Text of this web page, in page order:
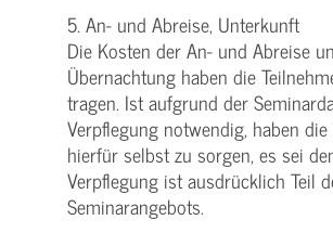
5. An- und Abreise, Unterkunft
Die Kosten der An- und Abreise
Übernachtung haben die
tragen. Ist aufgrund der
Verpflegung notwendig, haben
hierfür selbst zu sorgen, es sei
Verpflegung ist ausdrücklich Teil
Seminarangebots.